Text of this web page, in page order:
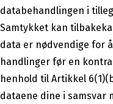
databehandlingen i
Samtykket kan
data er nødvendige for
handlinger før en
henhold til Artikkel
dataene dine i samsvar